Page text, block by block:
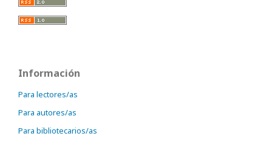
Información
Para lectores/as
Para autores/as
Para bibliotecarios/as